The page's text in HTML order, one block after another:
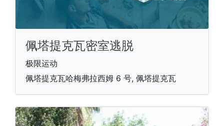
佩塔提克瓦密室逃脱
极限运动
佩塔提克瓦哈梅弗拉西姆 6 号, 佩塔提克瓦